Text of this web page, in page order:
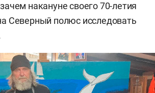
накануне своего 70-летия
Северный полюс исследовать